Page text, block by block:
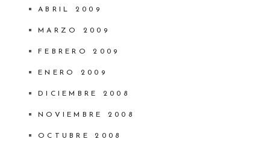
ABRIL 2009
MARZO 2009
FEBRERO 2009
ENERO 2009
DICIEMBRE 2008
NOVIEMBRE 2008
OCTUBRE 2008